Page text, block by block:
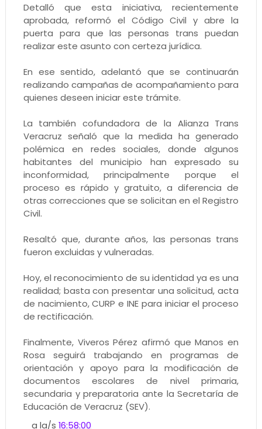
Detalló que esta iniciativa, recientemente
aprobada, reformó el Código Civil y abre la
puerta para que las personas trans puedan
realizar este asunto con certeza jurídica.
En ese sentido, adelantó que se continuarán
realizando campañas de acompañamiento para
quienes deseen iniciar este trámite.
La también cofundadora de la Alianza Trans
Veracruz señaló que la medida ha generado
polémica en redes sociales, donde algunos
habitantes del municipio han expresado su
inconformidad, principalmente porque el
proceso es rápido y gratuito, a diferencia de
otras correcciones que se solicitan en el Registro
Civil.
Resaltó que, durante años, las personas trans
fueron excluidas y vulneradas.
Hoy, el reconocimiento de su identidad ya es una
realidad; basta con presentar una solicitud, acta
de nacimiento, CURP e INE para iniciar el proceso
de rectificación.
Finalmente, Viveros Pérez afirmó que Manos en
Rosa seguirá trabajando en programas de
orientación y apoyo para la modificación de
documentos escolares de nivel primaria,
secundaria y preparatoria ante la Secretaría de
Educación de Veracruz (SEV).
a la/s16:58:00